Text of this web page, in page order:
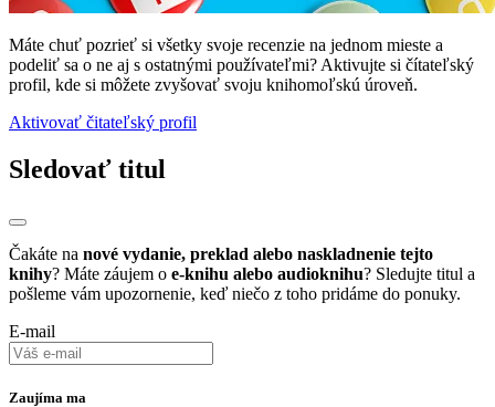
Máte chuť pozrieť si všetky svoje recenzie na jednom mieste a
podeliť sa o ne aj s ostatnými používateľmi? Aktivujte si čítateľský
profil, kde si môžete zvyšovať svoju knihomoľskú úroveň.
Aktivovať čitateľský profil
Sledovať titul
Čakáte na nové vydanie, preklad alebo naskladnenie tejto
knihy? Máte záujem o e-knihu alebo audioknihu? Sledujte titul a
pošleme vám upozornenie, keď niečo z toho pridáme do ponuky.
E-mail
Zaujíma ma